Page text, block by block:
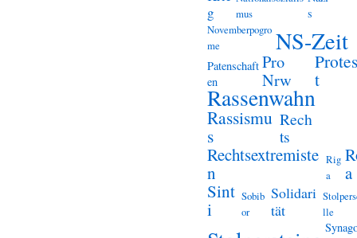
g
mus
s
Novemberpogro
me
NS-Zeit
Patenschaft
en
Pro
Nrw
Protes
t
Rassenwahn
Rassismu
s
Rech
ts
Rechtsextremiste
n
Rig
a
a
Sint
i
Sobib
or
Solidari
tät
lle